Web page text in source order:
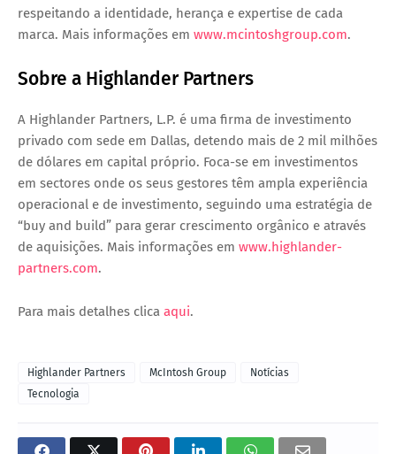
respeitando a identidade, herança e expertise de cada
marca. Mais informações em www.mcintoshgroup.com.
Sobre a Highlander Partners
A Highlander Partners, L.P. é uma firma de investimento
privado com sede em Dallas, detendo mais de 2 mil milhões
de dólares em capital próprio. Foca-se em investimentos
em sectores onde os seus gestores têm ampla experiência
operacional e de investimento, seguindo uma estratégia de
“buy and build” para gerar crescimento orgânico e através
de aquisições. Mais informações em www.highlander-
partners.com.
Para mais detalhes clica aqui.
Highlander Partners McIntosh Group
Notícias
Tecnologia